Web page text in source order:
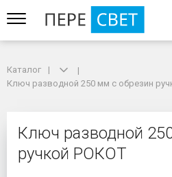
Ключ разводной 250 мм с обрезин
Ключ
Каталог
Ключ разводной 250 мм с обрезин
Ключ разводной
ручкой РОКОТ